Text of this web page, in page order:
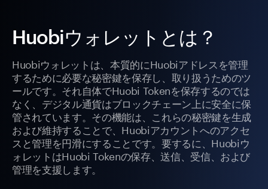
Huobiウォレットとは？
Huobiウォレットは、本質的にHuobiアドレスを管理
するために必要な秘密鍵を保存し、取り扱うためのツ
ールです。それ自体でHuobi Tokenを保存するのでは
なく、デジタル通貨はブロックチェーン上に安全に保
管されています。その機能は、これらの秘密鍵を生成
および維持することで、Huobiアカウントへのアクセ
スと管理を円滑にすることです。要するに、Huobiウ
ォレットはHuobi Tokenの保存、送信、受信、および
管理を支援します。